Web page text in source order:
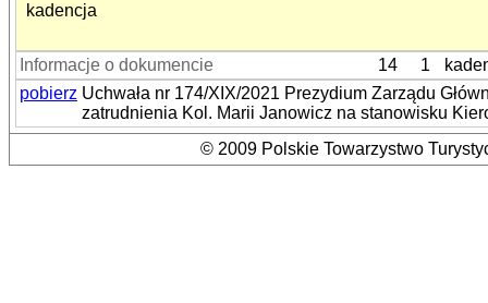
kadencja
Informacje o dokumencie 14 1
pobierz Uchwała nr 174/XIX/2021 Prezydium Zarządu
zatrudnienia Kol. Marii Janowicz na stanowisku
© 2009 Polskie Towarzystwo